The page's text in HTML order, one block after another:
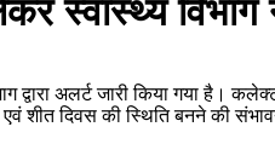
स्वास्थ्य विभाग
अलर्ट जारी किया गया है।
एवं शीत दिवस की स्थिति बनने की